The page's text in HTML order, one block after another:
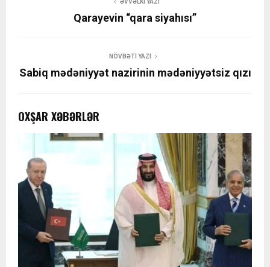
ƏVVƏLKI YAZI
Qarayevin “qara siyahısı”
NÖVBƏTI YAZI
Sabiq mədəniyyət nazirinin mədəniyyətsiz qızı
OXŞAR XƏBƏRLƏR